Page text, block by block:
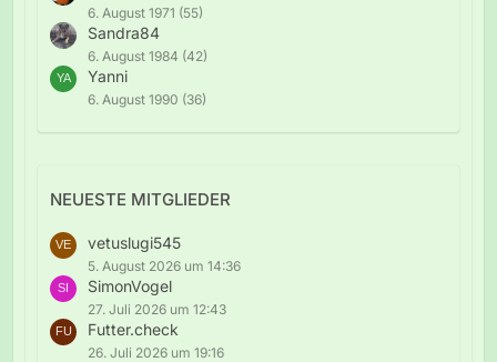
6. August 1971 (55)
Sandra84
6. August 1984 (42)
Yanni
6. August 1990 (36)
NEUESTE MITGLIEDER
vetuslugi545
5. August 2026 um 14:36
SimonVogel
27. Juli 2026 um 12:43
Futter.check
26. Juli 2026 um 19:16